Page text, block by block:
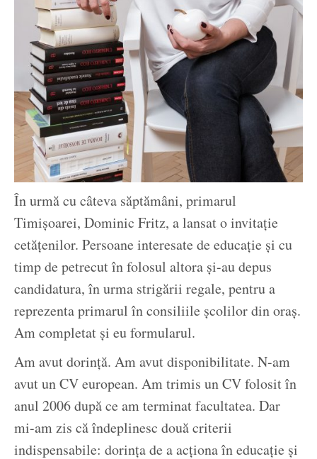
În urmă cu câteva săptămâni, primarul
Timișoarei, Dominic Fritz, a lansat o invitație
cetățenilor. Persoane interesate de educație și cu
timp de petrecut în folosul altora și-au depus
candidatura, în urma strigării regale, pentru a
reprezenta primarul în consiliile școlilor din oraș.
Am completat și eu formularul.
Am avut dorință. Am avut disponibilitate. N-am
avut un CV european. Am trimis un CV folosit în
anul 2006 după ce am terminat facultatea. Dar
mi-am zis că îndeplinesc două criterii
indispensabile: dorința de a acționa în educație și